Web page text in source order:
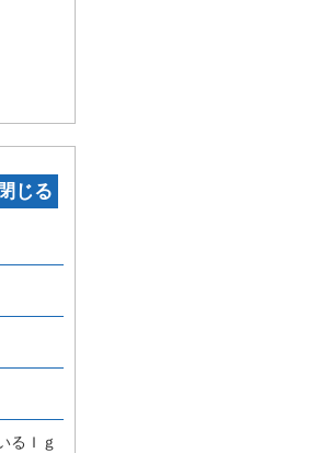
‐ 閉じる
るＩｇ